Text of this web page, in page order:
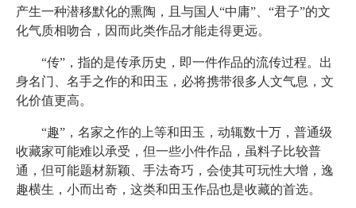
产生一种潜移默化的熏陶，且与国人“中庸”、“君子”的文
化气质相吻合，因而此类作品才能走得更远。
“传”，指的是传承历史，即一件作品的流传过程。出
身名门、名手之作的和田玉，必将携带很多人文气息，文
化价值更高。
“趣”，名家之作的上等和田玉，动辄数十万，普通级
收藏家可能难以承受，但一些小件作品，虽料子比较普
通，但可能题材新颖、手法奇巧，会使其可玩性大增，逸
趣横生，小而出奇，这类和田玉作品也是收藏的首选。